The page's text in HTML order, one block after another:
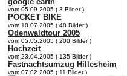
vom 05.09.2005 ( 3 Bilder )
POCKET BIKE
vom 10.07.2005 ( 48 Bilder )
Odenwaldtour 2005
vom 05.05.2005 ( 200 Bilder )
Hochzeit
vom 23.04.2005 ( 135 Bilder )
Fastnachtsumzug Hillesheim
vom 07.02.2005 ( 11 Bilder )